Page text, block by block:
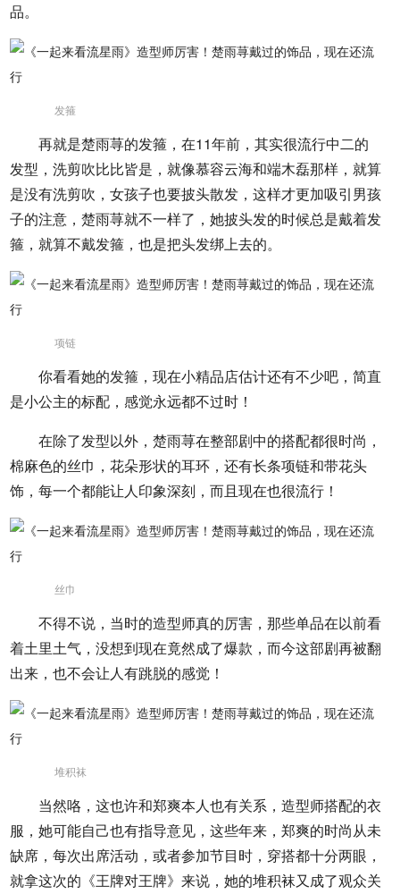
品。
发箍
再就是楚雨荨的发箍，在11年前，其实很流行中二的
发型，洗剪吹比比皆是，就像慕容云海和端木磊那样，就算
是没有洗剪吹，女孩子也要披头散发，这样才更加吸引男孩
子的注意，楚雨荨就不一样了，她披头发的时候总是戴着发
箍，就算不戴发箍，也是把头发绑上去的。
项链
你看看她的发箍，现在小精品店估计还有不少吧，简直
是小公主的标配，感觉永远都不过时！
在除了发型以外，楚雨荨在整部剧中的搭配都很时尚，
棉麻色的丝巾，花朵形状的耳环，还有长条项链和带花头
饰，每一个都能让人印象深刻，而且现在也很流行！
丝巾
不得不说，当时的造型师真的厉害，那些单品在以前看
着土里土气，没想到现在竟然成了爆款，而今这部剧再被翻
出来，也不会让人有跳脱的感觉！
堆积袜
当然咯，这也许和郑爽本人也有关系，造型师搭配的衣
服，她可能自己也有指导意见，这些年来，郑爽的时尚从未
缺席，每次出席活动，或者参加节目时，穿搭都十分两眼，
就拿这次的《王牌对王牌》来说，她的堆积袜又成了观众关